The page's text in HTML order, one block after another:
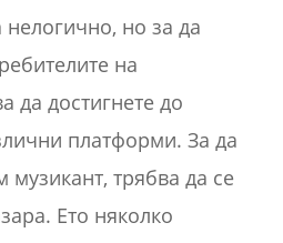
но за да
на
да достигнете до
платформи. За да
музикант, трябва да се
Ето няколко